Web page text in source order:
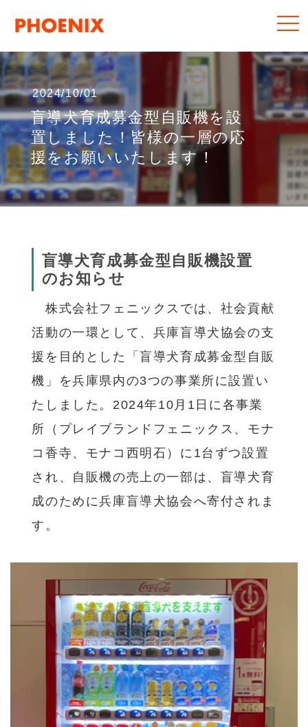
2024/10/01
盲導犬育成募金型自販機を設
置しました！皆様の一層の応
援をお願いいたします！
盲導犬育成募金型自販機設置
のお知らせ
株式会社フェニックスでは、社会貢献
活動の一環として、兵庫盲導犬協会の支
援を目的とした「盲導犬育成募金型自販
機」を兵庫県内の3つの事業所に設置い
たしました。2024年10月1日に各事業
所（プレイブランドフェニックス、モナ
コ香寺、モナコ西明石）に1台ずつ設置
され、自販機の売上の一部は、盲導犬育
成のために兵庫盲導犬協会へ寄付されま
す。